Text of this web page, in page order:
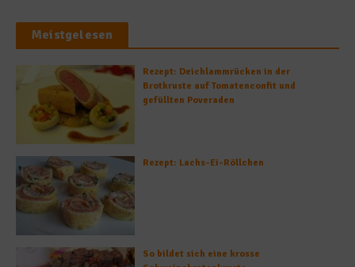
Meistgelesen
Rezept: Deichlammrücken in der
Brotkruste auf Tomatenconfit und
gefüllten Poveraden
Rezept: Lachs-Ei-Röllchen
So bildet sich eine krosse